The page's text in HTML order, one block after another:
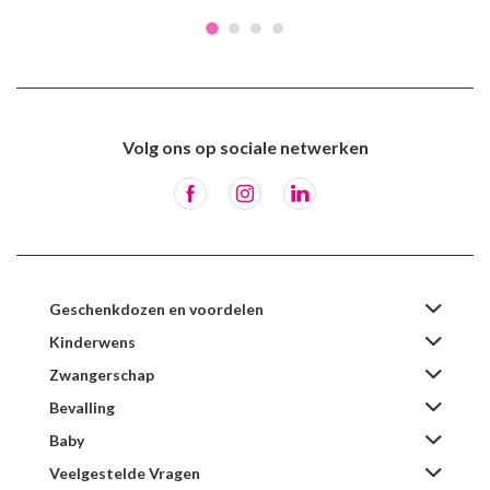
Volg ons op sociale netwerken
Geschenkdozen en voordelen
Kinderwens
Zwangerschap
Bevalling
Baby
Veelgestelde Vragen